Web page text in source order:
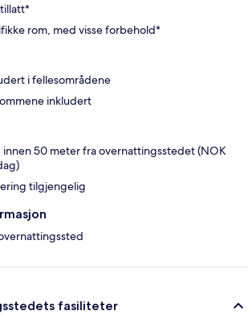
rom, med visse forbehold*
i fellesområdene
inkludert
innen 50 meter fra overnattingsstedet (NOK
tilgjengelig
fasiliteter